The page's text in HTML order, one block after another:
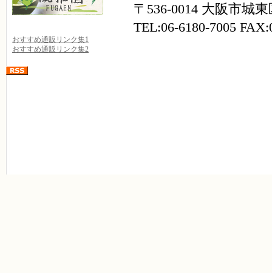
おすすめ通販リンク集1
おすすめ通販リンク集2
〒536-0014 大阪市城
TEL:06-6180-7005